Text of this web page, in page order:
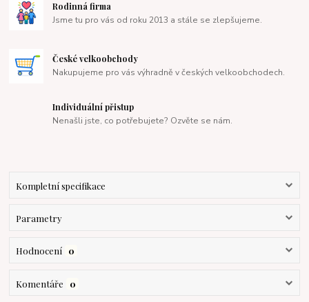
Rodinná firma
Jsme tu pro vás od roku 2013 a stále se zlepšujeme.
České velkoobchody
Nakupujeme pro vás výhradně v českých velkoobchodech.
Individuální přistup
Nenašli jste, co potřebujete? Ozvěte se nám.
Kompletní specifikace
Parametry
Hodnocení 0
Komentáře 0